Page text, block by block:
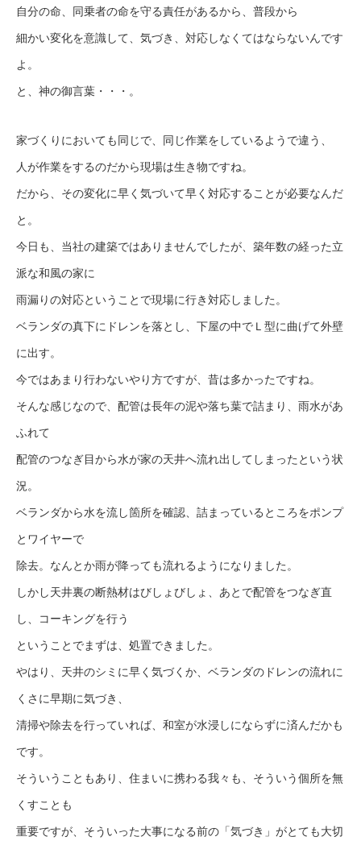
自分の命、同乗者の命を守る責任があるから、普段から
細かい変化を意識して、気づき、対応しなくてはならないんです
よ。
と、神の御言葉・・・。
家づくりにおいても同じで、同じ作業をしているようで違う、
人が作業をするのだから現場は生き物ですね。
だから、その変化に早く気づいて早く対応することが必要なんだ
と。
今日も、当社の建築ではありませんでしたが、築年数の経った立
派な和風の家に
雨漏りの対応ということで現場に行き対応しました。
ベランダの真下にドレンを落とし、下屋の中でＬ型に曲げて外壁
に出す。
今ではあまり行わないやり方ですが、昔は多かったですね。
そんな感じなので、配管は長年の泥や落ち葉で詰まり、雨水があ
ふれて
配管のつなぎ目から水が家の天井へ流れ出してしまったという状
況。
ベランダから水を流し箇所を確認、詰まっているところをポンプ
とワイヤーで
除去。なんとか雨が降っても流れるようになりました。
しかし天井裏の断熱材はびしょびしょ、あとで配管をつなぎ直
し、コーキングを行う
ということでまずは、処置できました。
やはり、天井のシミに早く気づくか、ベランダのドレンの流れに
くさに早期に気づき、
清掃や除去を行っていれば、和室が水浸しにならずに済んだかも
です。
そういうこともあり、住まいに携わる我々も、そういう個所を無
くすことも
重要ですが、そういった大事になる前の「気づき」がとても大切